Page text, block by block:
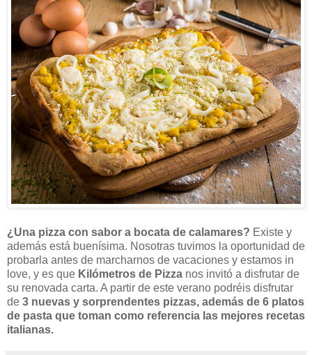
¿Una pizza con sabor a bocata de calamares? Existe y
además está buenísima. Nosotras tuvimos la oportunidad de
probarla antes de marcharnos de vacaciones y estamos in
love, y es que Kilómetros de Pizza nos invitó a disfrutar de
su renovada carta. A partir de este verano podréis disfrutar
de 3 nuevas y sorprendentes pizzas, además de 6 platos
de pasta que toman como referencia las mejores recetas
italianas.